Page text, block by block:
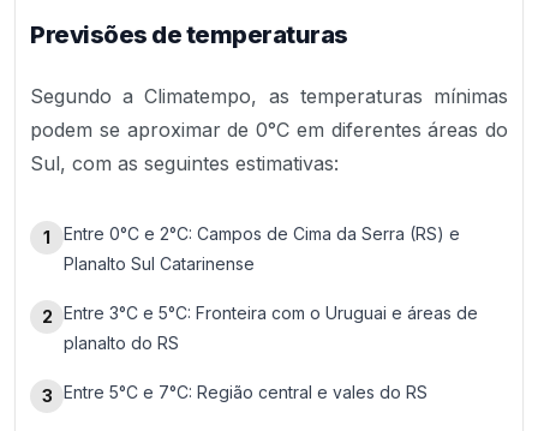
Previsões de temperaturas
Segundo a Climatempo, as temperaturas mínimas
podem se aproximar de 0°C em diferentes áreas do
Sul, com as seguintes estimativas:
1
Entre 0°C e 2°C: Campos de Cima da Serra (RS) e
Planalto Sul Catarinense
2 Entre 3°C e 5°C: Fronteira com o Uruguai e áreas de
planalto do RS
3 Entre 5°C e 7°C: Região central e vales do RS